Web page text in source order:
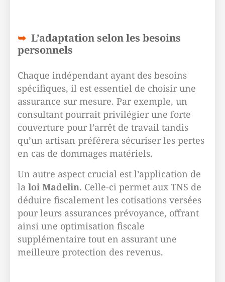
L’adaptation selon les besoins
personnels
Chaque indépendant ayant des besoins
spécifiques, il est essentiel de choisir une
assurance sur mesure. Par exemple, un
consultant pourrait privilégier une forte
couverture pour l’arrêt de travail tandis
qu’un artisan préférera sécuriser les pertes
en cas de dommages matériels.
Un autre aspect crucial est l’application de
la loi Madelin. Celle-ci permet aux TNS de
déduire fiscalement les cotisations versées
pour leurs assurances prévoyance, offrant
ainsi une optimisation fiscale
supplémentaire tout en assurant une
meilleure protection des revenus.